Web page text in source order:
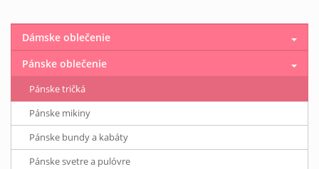
Dámske oblečenie
Pánske oblečenie
Pánske tričká
Pánske mikiny
Pánske bundy a kabáty
Pánske svetre a pulóvre